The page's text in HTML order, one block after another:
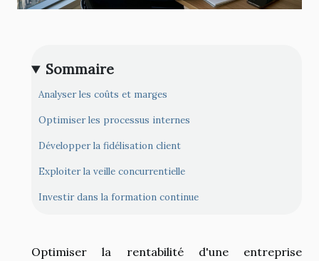
Sommaire
Analyser les coûts et marges
Optimiser les processus internes
Développer la fidélisation client
Exploiter la veille concurrentielle
Investir dans la formation continue
Optimiser la rentabilité d'une entreprise